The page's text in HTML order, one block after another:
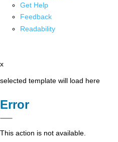
Get Help
Feedback
Readability
x
selected template will load here
Error
This action is not available.